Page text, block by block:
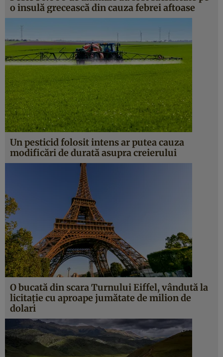
o insulă grecească din cauza febrei aftoase
Un pesticid folosit intens ar putea cauza
modificări de durată asupra creierului
O bucată din scara Turnului Eiffel, vândută la
licitație cu aproape jumătate de milion de
dolari